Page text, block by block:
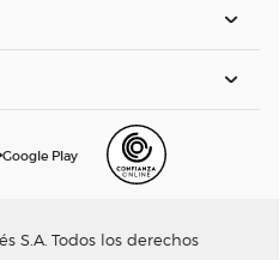
Google Play
S.A. Todos los derechos